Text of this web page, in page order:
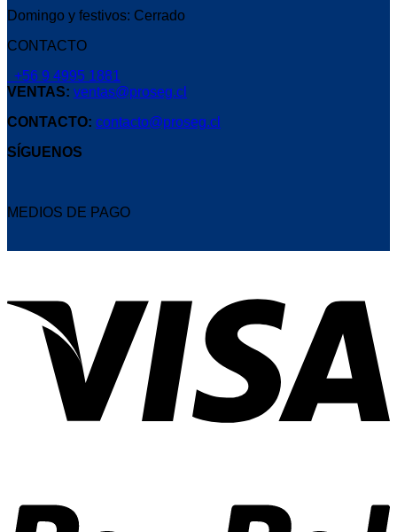
Domingo y festivos: Cerrado
CONTACTO
+56 9 4995 1881
VENTAS: ventas@proseg.cl
CONTACTO: contacto@proseg.cl
SÍGUENOS
MEDIOS DE PAGO